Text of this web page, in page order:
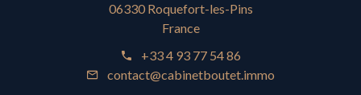
06330 Roquefort-les-Pins
France
+33 4 93 77 54 86
contact@cabinetboutet.immo